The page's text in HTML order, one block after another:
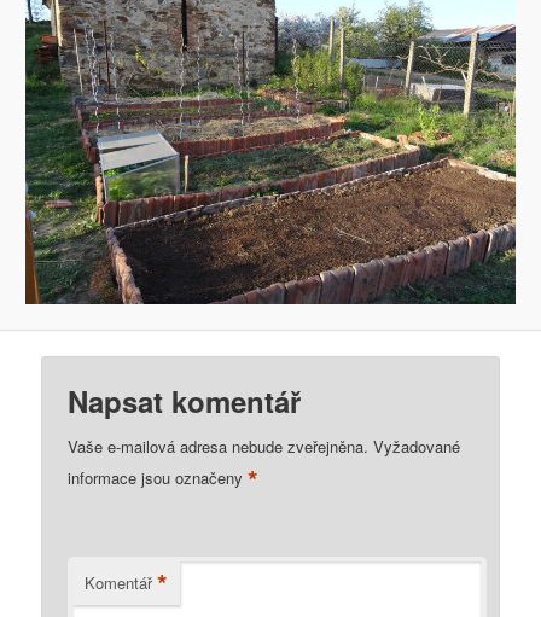
Napsat komentář
Vaše e-mailová adresa nebude zveřejněna. Vyžadované
informace jsou označeny*
Komentář *